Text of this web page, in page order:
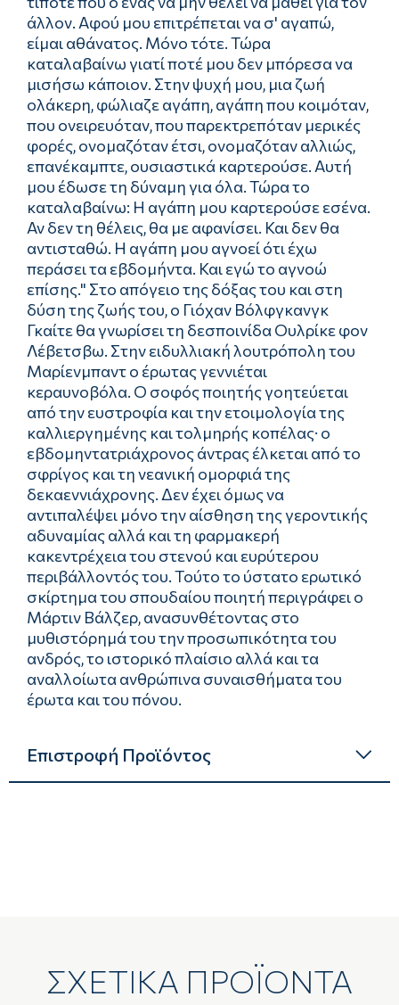
άλλον. Αφού μου επιτρέπεται να σ' αγαπώ,
είμαι αθάνατος. Μόνο τότε. Τώρα
καταλαβαίνω γιατί ποτέ μου δεν μπόρεσα να
μισήσω κάποιον. Στην ψυχή μου, μια ζωή
ολάκερη, φώλιαζε αγάπη, αγάπη που κοιμόταν,
που ονειρευόταν, που παρεκτρεπόταν μερικές
φορές, ονομαζόταν έτσι, ονομαζόταν αλλιώς,
επανέκαμπτε, ουσιαστικά καρτερούσε. Αυτή
μου έδωσε τη δύναμη για όλα. Τώρα το
καταλαβαίνω: Η αγάπη μου καρτερούσε εσένα.
Αν δεν τη θέλεις, θα με αφανίσει. Και δεν θα
αντισταθώ. Η αγάπη μου αγνοεί ότι έχω
περάσει τα εβδομήντα. Και εγώ το αγνοώ
επίσης." Στο απόγειο της δόξας του και στη
δύση της ζωής του, ο Γιόχαν Βόλφγκανγκ
Γκαίτε θα γνωρίσει τη δεσποινίδα Ουλρίκε φον
Λέβετσβω. Στην ειδυλλιακή λουτρόπολη του
Μαρίενμπαντ ο έρωτας γεννιέται
κεραυνοβόλα. Ο σοφός ποιητής γοητεύεται
από την ευστροφία και την ετοιμολογία της
καλλιεργημένης και τολμηρής κοπέλας· ο
εβδομηντατριάχρονος άντρας έλκεται από το
σφρίγος και τη νεανική ομορφιά της
δεκαεννιάχρονης. Δεν έχει όμως να
αντιπαλέψει μόνο την αίσθηση της γεροντικής
αδυναμίας αλλά και τη φαρμακερή
κακεντρέχεια του στενού και ευρύτερου
περιβάλλοντός του. Τούτο το ύστατο ερωτικό
σκίρτημα του σπουδαίου ποιητή περιγράφει ο
Μάρτιν Βάλζερ, ανασυνθέτοντας στο
μυθιστόρημά του την προσωπικότητα του
ανδρός, το ιστορικό πλαίσιο αλλά και τα
αναλλοίωτα ανθρώπινα συναισθήματα του
έρωτα και του πόνου.
Επιστροφή Προϊόντος
ΣΧΕΤΙΚΑ ΠΡΟΪΟΝΤΑ